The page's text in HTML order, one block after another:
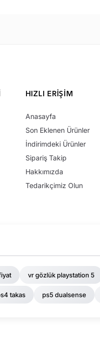
HIZLI ERIŞIM
Anasayfa
Son Eklenen Ürünler
İndirimdeki Ürünler
Sipariş Takip
Hakkımızda
Tedarikçimiz Olun
vr gözlük playstation 5
takas ps5 dualsense